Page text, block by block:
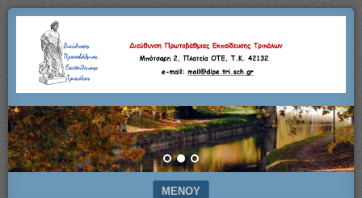
Διεύθυνση
Πρωτοβάθμιας
Εκπαίδευσης
Τρικάλων
Μπότσαρη
Πλατεία
ΟΤΕ,
Τ.Κ.
42132
–
e-
mail:
mail@dipe.tri.sch.gr
ΜΕΝΟΎ